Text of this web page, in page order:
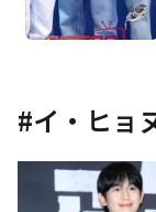
#イ・ヒョ